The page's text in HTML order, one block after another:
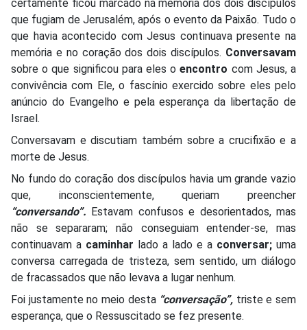
certamente ficou marcado na memória dos dois discípulos
que fugiam de Jerusalém, após o evento da Paixão. Tudo o
que havia acontecido com Jesus continuava presente na
memória e no coração dos dois discípulos. Conversavam
sobre o que significou para eles oencontro com Jesus, a
convivência com Ele, o fascínio exercido sobre eles pelo
anúncio do Evangelho e pela esperança da libertação de
Israel.
Conversavam e discutiam também sobre a crucifixão e a
morte de Jesus.
No fundo do coração dos discípulos havia um grande vazio
que, inconscientemente, queriam preencher
“conversando”. Estavam confusos e desorientados, mas
não se separaram; não conseguiam entender-se, mas
continuavam a caminhar lado a lado e a conversar; uma
conversa carregada de tristeza, sem sentido, um diálogo
de fracassados que não levava a lugar nenhum.
Foi justamente no meio desta “conversação”, triste e sem
esperança, que o Ressuscitado se fez presente.